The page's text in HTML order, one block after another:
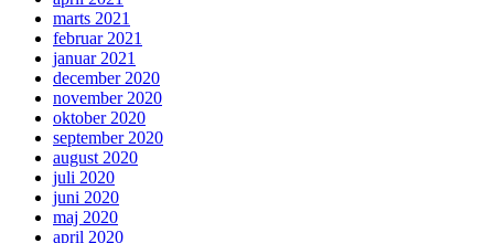
marts 2021
februar 2021
januar 2021
december 2020
november 2020
oktober 2020
september 2020
august 2020
juli 2020
juni 2020
maj 2020
april 2020